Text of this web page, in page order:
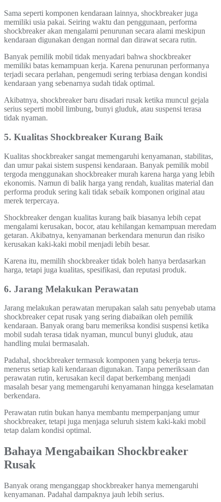
Sama seperti komponen kendaraan lainnya, shockbreaker juga
memiliki usia pakai. Seiring waktu dan penggunaan, performa
shockbreaker akan mengalami penurunan secara alami meskipun
kendaraan digunakan dengan normal dan dirawat secara rutin.
Banyak pemilik mobil tidak menyadari bahwa shockbreaker
memiliki batas kemampuan kerja. Karena penurunan performanya
terjadi secara perlahan, pengemudi sering terbiasa dengan kondisi
kendaraan yang sebenarnya sudah tidak optimal.
Akibatnya, shockbreaker baru disadari rusak ketika muncul gejala
serius seperti mobil limbung, bunyi gluduk, atau suspensi terasa
tidak nyaman.
5. Kualitas Shockbreaker Kurang Baik
Kualitas shockbreaker sangat memengaruhi kenyamanan, stabilitas,
dan umur pakai sistem suspensi kendaraan. Banyak pemilik mobil
tergoda menggunakan shockbreaker murah karena harga yang lebih
ekonomis. Namun di balik harga yang rendah, kualitas material dan
performa produk sering kali tidak sebaik komponen original atau
merek terpercaya.
Shockbreaker dengan kualitas kurang baik biasanya lebih cepat
mengalami kerusakan, bocor, atau kehilangan kemampuan meredam
getaran. Akibatnya, kenyamanan berkendara menurun dan risiko
kerusakan kaki-kaki mobil menjadi lebih besar.
Karena itu, memilih shockbreaker tidak boleh hanya berdasarkan
harga, tetapi juga kualitas, spesifikasi, dan reputasi produk.
6. Jarang Melakukan Perawatan
Jarang melakukan perawatan merupakan salah satu penyebab utama
shockbreaker cepat rusak yang sering diabaikan oleh pemilik
kendaraan. Banyak orang baru memeriksa kondisi suspensi ketika
mobil sudah terasa tidak nyaman, muncul bunyi gluduk, atau
handling mulai bermasalah.
Padahal, shockbreaker termasuk komponen yang bekerja terus-
menerus setiap kali kendaraan digunakan. Tanpa pemeriksaan dan
perawatan rutin, kerusakan kecil dapat berkembang menjadi
masalah besar yang memengaruhi kenyamanan hingga keselamatan
berkendara.
Perawatan rutin bukan hanya membantu memperpanjang umur
shockbreaker, tetapi juga menjaga seluruh sistem kaki-kaki mobil
tetap dalam kondisi optimal.
Bahaya Mengabaikan Shockbreaker
Rusak
Banyak orang menganggap shockbreaker hanya memengaruhi
kenyamanan. Padahal dampaknya jauh lebih serius.